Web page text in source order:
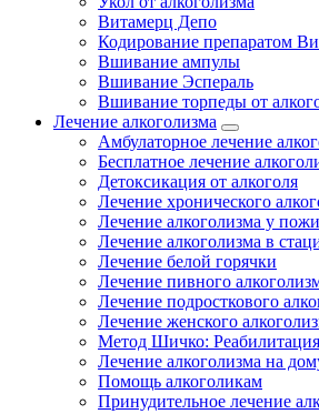
Витамерц Депо
Кодирование препаратом
Вшивание ампулы
Вшивание Эспераль
Вшивание торпеды от
Лечение алкоголизма
Амбулаторное лечение
Бесплатное лечение
Детоксикация от алкоголя
Лечение хронического
Лечение алкоголизма у
Лечение алкоголизма в
Лечение белой горячки
Лечение пивного
Лечение подросткового
Лечение женского
Метод Шичко:
Лечение алкоголизма на
Помощь алкоголикам
Принудительное лечение